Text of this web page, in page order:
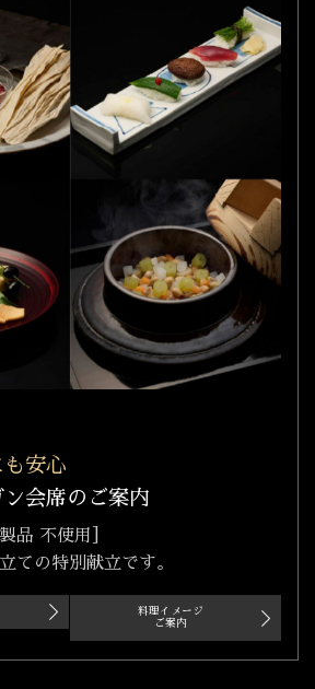
安心
会席のご案内
品 不使用］
ての特別献立です。
料理イメージ
ご案内